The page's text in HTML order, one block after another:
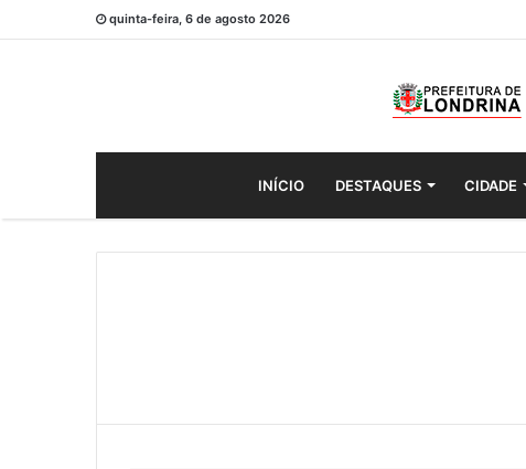
quinta-feira, 6 de agosto 2026
INÍCIO DESTAQUES CIDADE